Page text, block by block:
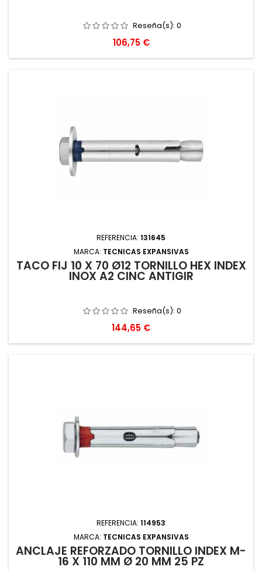
Reseña(s): 0
Precio
106,75 €
REFERENCIA: 131645
MARCA: TECNICAS EXPANSIVAS
TACO FIJ 10 X 70 Ø12 TORNILLO HEX INDEX
INOX A2 CINC ANTIGIR
Reseña(s): 0
Precio
144,65 €
REFERENCIA: 114953
MARCA: TECNICAS EXPANSIVAS
ANCLAJE REFORZADO TORNILLO INDEX M-
16 X 110 MM Ø 20 MM 25 PZ